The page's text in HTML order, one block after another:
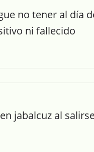
no tener al día
ni fallecido
jabalcuz al